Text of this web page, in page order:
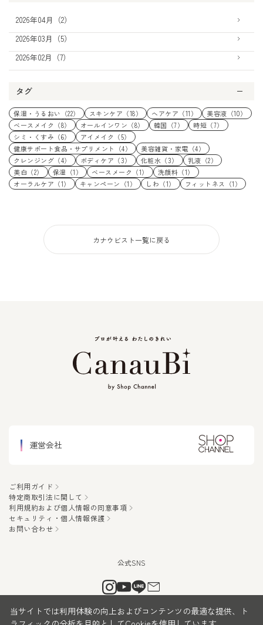
2026年04月（2）
2026年03月（5）
2026年02月（7）
タグ
保湿・うるおい（22） スキンケア（18） ヘアケア（11）
美容液（10）
ベースメイク（8）
オールインワン（8） 韓国（7）
時短（7）
シミ・くすみ（6）
アイメイク（5）
健康サポート食品・サプリメント（4）
美容雑貨・家電（4）
クレンジング（4）
ボディケア（3） 化粧水（3）
乳液（2）
美白（2）
保湿（1） ベースメーク（1）
洗顔料（1）
オーラルケア（1）
キャンペーン（1） しわ（1） フィットネス（1）
運営会社
ご利用ガイド
特定商取引法に関して
利用規約および個人情報の同意事項
セキュリティ・個人情報保護
お問い合わせ
当サイトでは利用体験の向上およびコンテンツの最適な提供、ト